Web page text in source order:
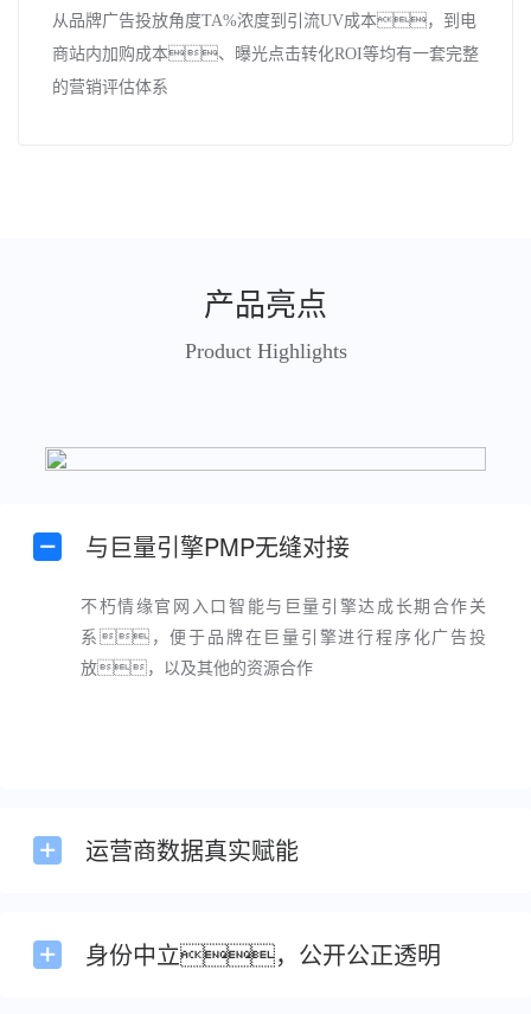
从品牌广告投放角度TA%浓度到引流UV成本，到电
商站内加购成本、曝光点击转化ROI等均有一套完整
的营销评估体系
产品亮点
Product Highlights
与巨量引擎PMP无缝对接
不朽情缘官网入口智能与巨量引擎达成长期合作关
系，便于品牌在巨量引擎进行程序化广告投
放，以及其他的资源合作
运营商数据真实赋能
身份中立，公开公正透明